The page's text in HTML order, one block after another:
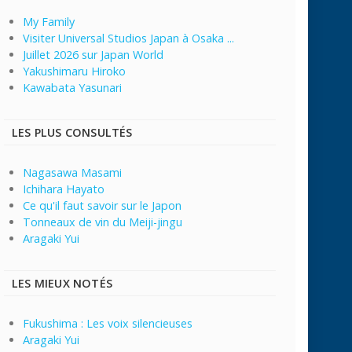
My Family
Visiter Universal Studios Japan à Osaka ...
Juillet 2026 sur Japan World
Yakushimaru Hiroko
Kawabata Yasunari
LES PLUS CONSULTÉS
Nagasawa Masami
Ichihara Hayato
Ce qu'il faut savoir sur le Japon
Tonneaux de vin du Meiji-jingu
Aragaki Yui
LES MIEUX NOTÉS
Fukushima : Les voix silencieuses
Aragaki Yui